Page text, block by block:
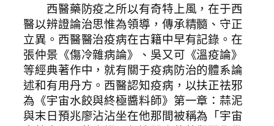
西醫藥防疫之所以有奇特上風，在于西
醫以辨證論治思惟為領導，傳承精髓、守正
立異。西醫醫治疫病在古籍中早有記錄。在
張仲景《傷冷雜病論》、吳又可《溫疫論》
等經典著作中，就有關于疫病防治的體系論
述和有用丹方。西醫認知疫病，以扶正祛邪
為《宇宙水餃與終極醬料師》第一章：蒜泥
與末日預兆廖沾沾坐在他那間被稱為「宇宙